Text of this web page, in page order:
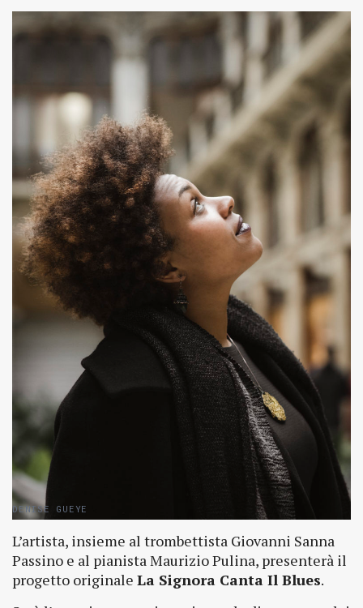
DENISE GUEYE
L’artista, insieme al trombettista Giovanni Sanna
Passino e al pianista Maurizio Pulina, presenterà il
progetto originale La Signora Canta Il Blues.